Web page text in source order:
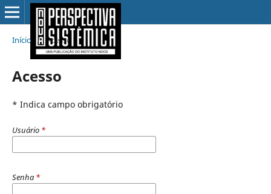
Início / Acesso
Acesso
* Indica campo obrigatório
Usuário *
Senha *